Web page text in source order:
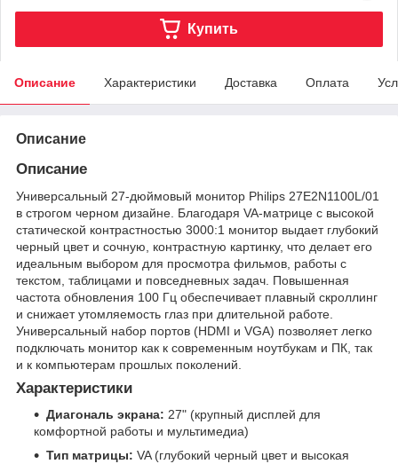
Купить
Описание Характеристики Доставка Оплата
Описание
Описание
Универсальный 27-дюймовый монитор Philips 27E2N1100L/01
в строгом черном дизайне. Благодаря VA-матрице с высокой
статической контрастностью 3000:1 монитор выдает глубокий
черный цвет и сочную, контрастную картинку, что делает его
идеальным выбором для просмотра фильмов, работы с
текстом, таблицами и повседневных задач. Повышенная
частота обновления 100 Гц обеспечивает плавный скроллинг
и снижает утомляемость глаз при длительной работе.
Универсальный набор портов (HDMI и VGA) позволяет легко
подключать монитор как к современным ноутбукам и ПК, так
и к компьютерам прошлых поколений.
Характеристики
Диагональ экрана: 27" (крупный дисплей для
комфортной работы и мультимедиа)
Тип матрицы: VA (глубокий черный цвет и высокая